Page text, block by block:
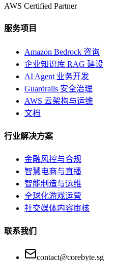
AWS Certified Partner
服务项目
Amazon Bedrock 咨询
企业知识库 RAG 建设
AI Agent 业务开发
Guardrails 安全治理
AWS 云架构与运维
文档
行业解决方案
金融风控与合规
智慧电商与直播
智能制造与运维
全球化游戏运营
社交媒体内容审核
联系我们
contact@corebyte.sg